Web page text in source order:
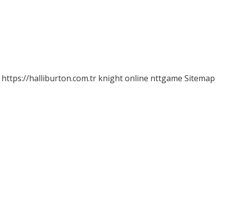
https://halliburton.com.tr knight online nttgame Sitemap